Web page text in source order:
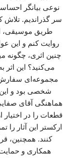
نوعی بیانگر
سر گذراندیم. تلاش
طریق موسیقی،
روایت کنم و این
چنین اثری، چگونه
می‌کنید؟ این اثر
مجموعه‌ای سفارش
شخصی بود و این
هماهنگی آقای
قطعات را در
ارکستر این آثار را
کنند. همچنین،
همکاری و حمایت